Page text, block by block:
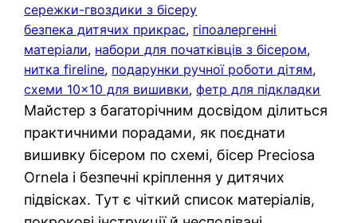
сережки-гвоздики з бісеру
безпека дитячих прикрас, гіпоалергенні
матеріали, набори для початківців з бісером
нитка fireline, подарунки ручної роботи дітям
схеми 10×10 для вишивки, фетр для підкладки
Майстер з багаторічним досвідом ділиться
практичними порадами, як поєднати
вишивку бісером по схемі, бісер Preciosa
Ornela і безпечні кріплення у дитячих
підвісках. Тут є чіткий список матеріалів,